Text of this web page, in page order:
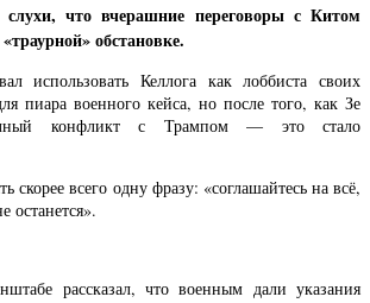
что вчерашние переговоры с Китом
обстановке.
использовать Келлога как лоббиста своих
пиара военного кейса, но после того, как Зе
конфликт с Трампом — это стало
скорее всего одну фразу: «соглашайтесь на всё,
останется».
рассказал, что военным дали указания